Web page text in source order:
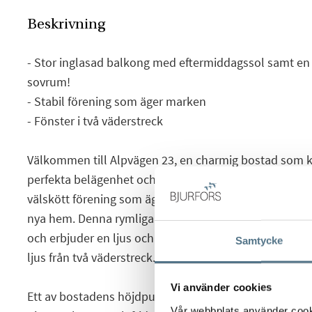
Samtycke
Vi använder cookies
Beskrivning
- Stor inglasad balkong med eftermiddagssol samt
sovrum!
- Stabil förening som äger marken
- Fönster i två väderstreck
Välkommen till Alpvägen 23, en charmig bostad som
perfekta belägenhet och stabila förening. Med ett
välskött förening som äger marken, kan du känna dig
nya hem. Denna rymliga bostad sträcker sig över
och erbjuder en ljus och luftig atmosfär med fönster
ljus från två väderstreck.
Ett av bostadens höjdpunkter är de två väl tilltagna